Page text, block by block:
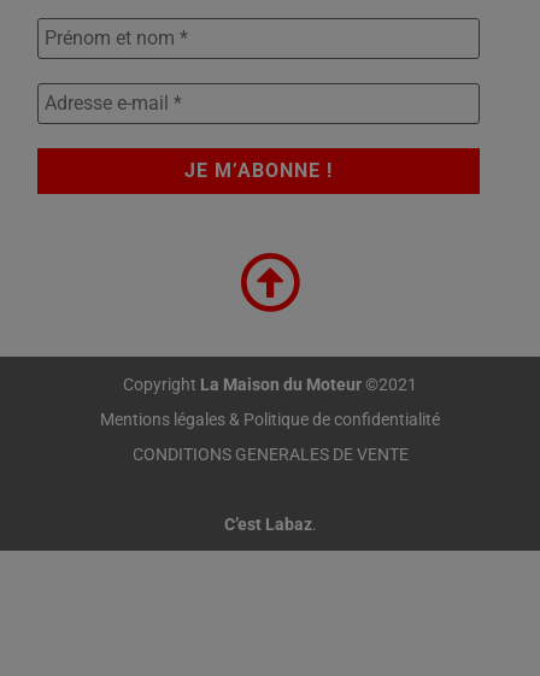
Copyright La Maison du Moteur©2021
Mentions légales & Politique de confidentialité
CONDITIONS GENERALES DE VENTE
C’est Labaz.